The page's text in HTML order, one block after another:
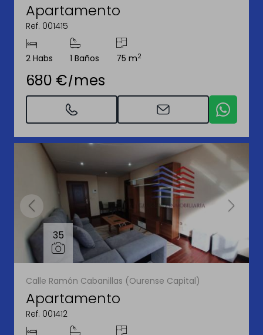
Apartamento
Ref. 001415
2 Habs 1 Baños 75 m2
680 €/mes
35
Calle Ramón Cabanillas (Ourense Capital)
Apartamento
Ref. 001412